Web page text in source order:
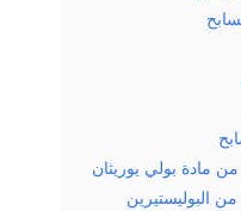
من مادة بولي يوريثان
من البوليستيرين